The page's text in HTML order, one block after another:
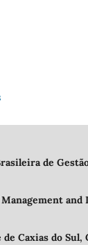
de
and
Caxias do Sul,